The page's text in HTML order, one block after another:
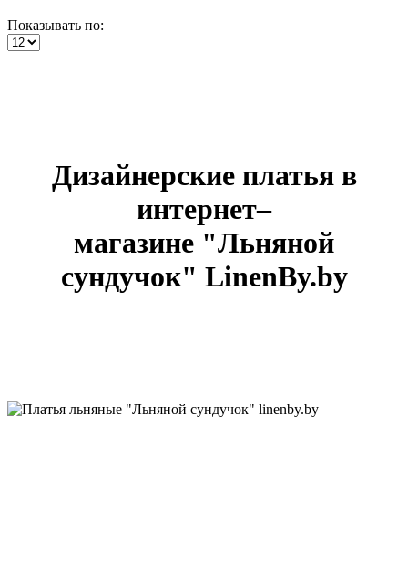
Показывать по:
Дизайнерские платья в
интернет–
магазине "Льняной
сундучок" LinenBy.by